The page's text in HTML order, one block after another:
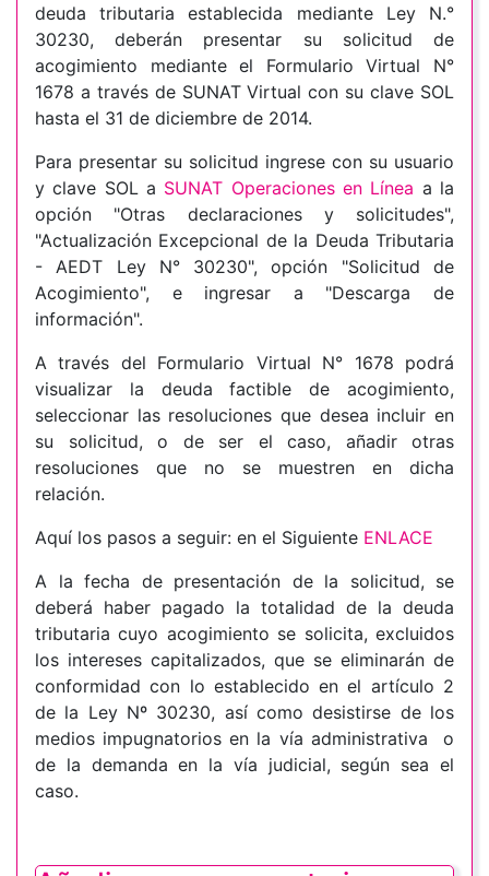
deuda tributaria establecida mediante Ley N.°
30230, deberán presentar su solicitud de
acogimiento mediante el Formulario Virtual N°
1678 a través de SUNAT Virtual con su clave SOL
hasta el 31 de diciembre de 2014.
Para presentar su solicitud ingrese con su usuario
y clave SOL a SUNAT Operaciones en Línea a la
opción "Otras declaraciones y solicitudes",
"Actualización Excepcional de la Deuda Tributaria
- AEDT Ley N° 30230", opción "Solicitud de
Acogimiento", e ingresar a "Descarga de
información".
A través del Formulario Virtual N° 1678 podrá
visualizar la deuda factible de acogimiento,
seleccionar las resoluciones que desea incluir en
su solicitud, o de ser el caso, añadir otras
resoluciones que no se muestren en dicha
relación.
Aquí los pasos a seguir: en el Siguiente ENLACE
A la fecha de presentación de la solicitud, se
deberá haber pagado la totalidad de la deuda
tributaria cuyo acogimiento se solicita, excluidos
los intereses capitalizados, que se eliminarán de
conformidad con lo establecido en el artículo 2
de la Ley Nº 30230, así como desistirse de los
medios impugnatorios en la vía administrativa o
de la demanda en la vía judicial, según sea el
caso.